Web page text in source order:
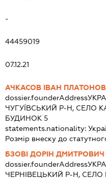
-
44459019
07.12.21
АЧКАСОВ ІВАН
dossier.founderAddress
ЧУГУЇВСЬКИЙ Р-Н, СЕЛО
БУДИНОК 5
statements.nationality:
Розмір внеску до
БЗОВІ ДОРІН ДМИТРОВИЧ
dossier.founderAddress
ЧЕРНІВЕЦЬКИЙ Р-Н,